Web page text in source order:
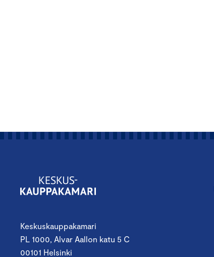
Keskuskauppakamari
PL 1000, Alvar Aallon katu 5 C
00101 Helsinki